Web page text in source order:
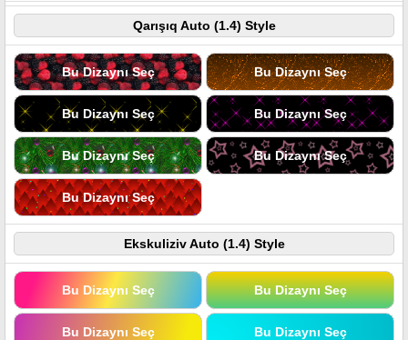
Qarışıq Auto (1.4) Style
Bu Dizaynı Seç Bu Dizaynı Seç
Bu Dizaynı Seç Bu Dizaynı Seç
Bu Dizaynı Seç Bu Dizaynı Seç
Bu Dizaynı Seç
Ekskuliziv Auto (1.4) Style
Bu Dizaynı Seç Bu Dizaynı Seç
Bu Dizaynı Seç Bu Dizaynı Seç